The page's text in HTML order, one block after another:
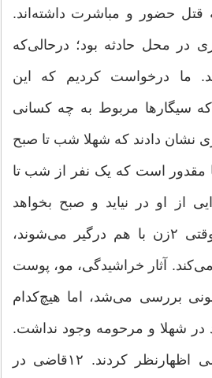
قتل حضور و مباشرت داشته‌اند.
در محل حادثه بود؛ درحالی‌که
ما درخواست کردیم که این
سیگار‌ها مربوط به چه کسانی
نشان دادند که شهلا شب تا صبح
مقدور است که یک نفر از شب تا
از او در نیاید و صبح بخواهد
دست به قتل بزند؟ وقتی ۲زن با هم درگیر می‌شوند،
آثار خراشیدگی، مو، پوست
بررسی می‌شد، اما هیچ‌کدام
در شهلا و مرحومه وجود نداشت.
در این پرونده ۳۶قاضی اظهارنظر کردند. ۱۲قاضی در